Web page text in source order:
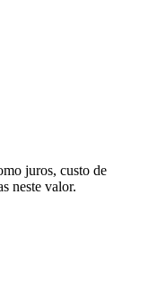
juros, custo de
neste valor.